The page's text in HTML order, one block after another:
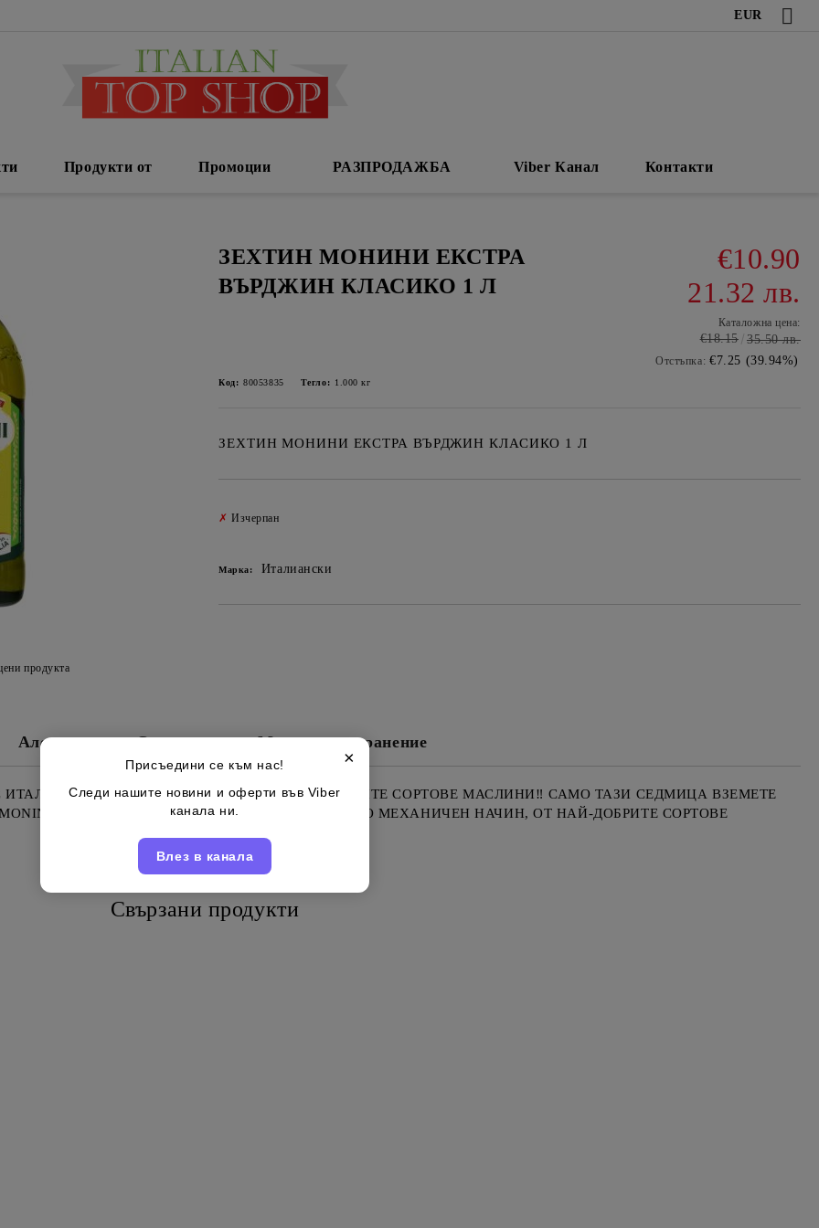
EUR
Продукти от Промоции РАЗПРОДАЖБА Viber Канал Контакти
ЗЕХТИН МОНИНИ ЕКСТРА
ВЪРДЖИН КЛАСИКО 1 Л
€10.90
21.32 лв.
Каталожна цена:
€18.15 35.50 лв.
Отстъпка: €7.25 (39.94%)
Код: 80053835 Тегло: 1.000 кг
ЗЕХТИН МОНИНИ ЕКСТРА ВЪРДЖИН КЛАСИКО 1 Л
✗ Изчерпан
Марка: Италиански
продукта
Алергени Съставки Място на съхранение
МАСЛИНОВО МАСЛО ОТ НАЙ-ДОБРИТЕ СОРТОВЕ МАСЛИНИ‼️ САМО ТАЗИ СЕДМИЦА ВЗЕМЕТЕ
СТУДЕНО ПРЕСОВАН, ОБРАБОТЕН САМО ПО МЕХАНИЧЕН НАЧИН, ОТ НАЙ-ДОБРИТЕ СОРТОВЕ
Свързани продукти
×
Присъедини се към нас!
Следи нашите новини и оферти във Viber
канала ни.
Влез в канала